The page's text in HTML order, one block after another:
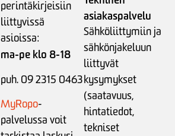
perintäkirjeisiin
liittyvissä
asioissa:
ma-pe klo 8-18
puh. 09 2315 0463
MyRopo-
palvelussa voit
asiakaspalvelu
Sähköliittymiin ja
sähkönjakeluun
liittyvät
kysymykset
(saatavuus,
hintatiedot,
tekniset